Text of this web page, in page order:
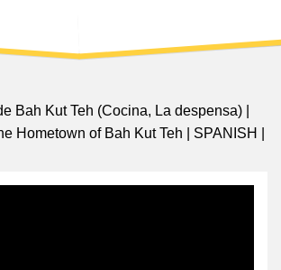
Bah Kut Teh (Cocina, La despensa) |
Hometown of Bah Kut Teh | SPANISH |